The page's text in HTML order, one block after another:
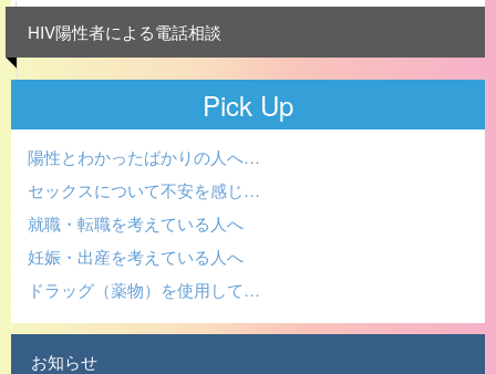
HIV陽性者による電話相談
Pick Up
陽性とわかったばかりの人へ…
セックスについて不安を感じ…
就職・転職を考えている人へ
妊娠・出産を考えている人へ
ドラッグ（薬物）を使用して…
お知らせ